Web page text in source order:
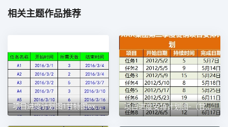
相关主题作品推荐
项目进度计划图1甘特图excel模板 项目进度安排计划图-（甘特图）1甘特图excel模板